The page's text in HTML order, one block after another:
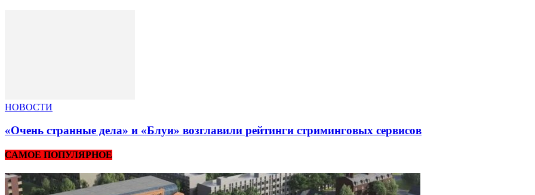
НОВОСТИ
«Очень странные дела» и «Блуи» возглавили рейтинги стриминговых сервисов
САМОЕ ПОПУЛЯРНОЕ